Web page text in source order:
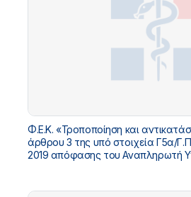
Φ.Ε.Κ. «Τροποποίηση και
άρθρου 3 της υπό στοιχεία Γ5α/
2019 απόφασης του Αναπληρωτή